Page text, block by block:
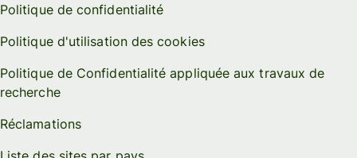
Politique de confidentialité
Politique d'utilisation des cookies
Politique de Confidentialité appliquée aux travaux de
recherche
Réclamations